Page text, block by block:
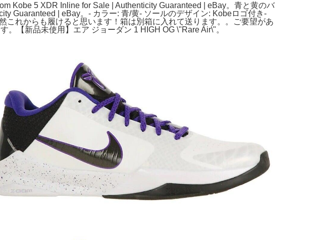
Kobe 5 XDR Inline for Sale | Authenticity Guaranteed | eBay。青と黄のバ
Guaranteed | eBay。- カラー: 青/黄- ソールのデザイン: Kobeロゴ付き-
これからも履けると思います！箱は別箱に入れて送ります。。ご要望があ
【新品未使用】エア ジョーダン 1 HIGH OG \"Rare Air\"。